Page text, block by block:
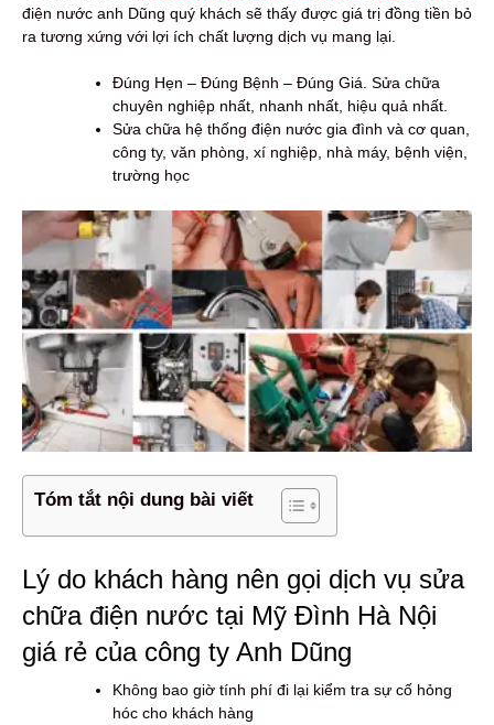
điện nước anh Dũng quý khách sẽ thấy được giá trị đồng tiền bỏ
ra tương xứng với lợi ích chất lượng dịch vụ mang lại.
Đúng Hẹn – Đúng Bệnh – Đúng Giá. Sửa chữa
chuyên nghiệp nhất, nhanh nhất, hiệu quả nhất.
Sửa chữa hệ thống điện nước gia đình và cơ quan,
công ty, văn phòng, xí nghiệp, nhà máy, bệnh viện,
trường học
Tóm tắt nội dung bài viết
Lý do khách hàng nên gọi dịch vụ sửa
chữa điện nước tại Mỹ Đình Hà Nội
giá rẻ của công ty Anh Dũng
Không bao giờ tính phí đi lại kiểm tra sự cố hỏng
hóc cho khách hàng